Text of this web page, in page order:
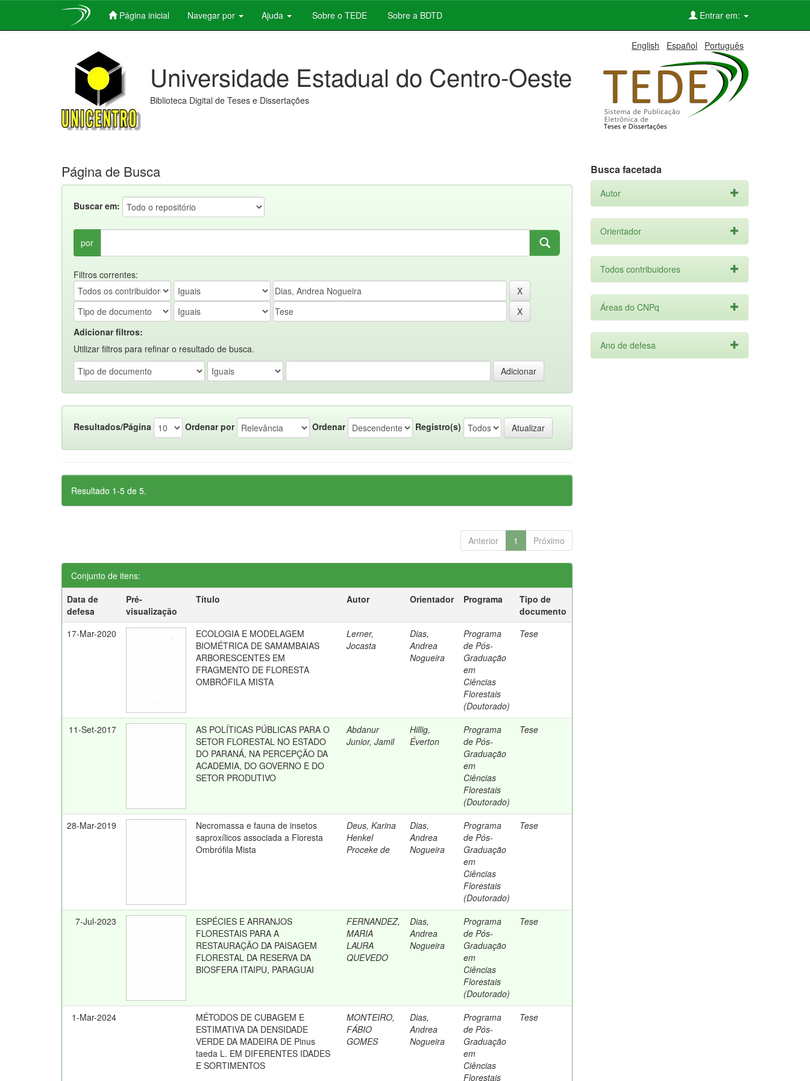
Página inicial Navegar por Ajuda Sobre o TEDE Sobre a BDTD Entrar em:
English Español Português
Universidade Estadual do Centro-Oeste
Biblioteca Digital de Teses e Dissertações
Página de Busca
Buscar em:
por
Filtros correntes:
Adicionar filtros:
Utilizar filtros para refinar o resultado de busca.
Resultados/Página Ordenar por Ordenar Registro(s)
Resultado 1-5 de 5.
Anterior 1 Próximo
Conjunto de itens:
Data de
defesa
Pré-
visualização
Título Autor Orientador Programa
Tipo de
documento
17-Mar-2020
ECOLOGIA E MODELAGEM
BIOMÉTRICA DE SAMAMBAIAS
ARBORESCENTES EM
FRAGMENTO DE FLORESTA
OMBRÓFILA MISTA
Lerner,
Jocasta
Dias,
Andrea
Nogueira
Programa
de Pós-
Graduação
em
Ciências
Florestais
(Doutorado)
Tese
11-Set-2017
AS POLÍTICAS PÚBLICAS PARA O
SETOR FLORESTAL NO ESTADO
DO PARANÁ, NA PERCEPÇÃO DA
ACADEMIA, DO GOVERNO E DO
SETOR PRODUTIVO
Abdanur
Junior, Jamil
Hillig,
Éverton
Programa
de Pós-
Graduação
em
Ciências
Florestais
(Doutorado)
Tese
28-Mar-2019
Necromassa e fauna de insetos
saproxílicos associada a Floresta
Ombrófila Mista
Deus, Karina
Henkel
Proceke de
Dias,
Andrea
Nogueira
Programa
de Pós-
Graduação
em
Ciências
Florestais
(Doutorado)
Tese
7-Jul-2023
ESPÉCIES E ARRANJOS
FLORESTAIS PARA A
RESTAURAÇÃO DA PAISAGEM
FLORESTAL DA RESERVA DA
BIOSFERA ITAIPU, PARAGUAI
FERNANDEZ,
MARIA
LAURA
QUEVEDO
Dias,
Andrea
Nogueira
Programa
de Pós-
Graduação
em
Ciências
Florestais
(Doutorado)
Tese
1-Mar-2024
MÉTODOS DE CUBAGEM E
ESTIMATIVA DA DENSIDADE
VERDE DA MADEIRA DE Pinus
taeda L. EM DIFERENTES IDADES
E SORTIMENTOS
MONTEIRO,
FÁBIO
GOMES
Dias,
Andrea
Nogueira
Programa
de Pós-
Graduação
em
Ciências
Florestais
Tese
Busca facetada
Autor
Orientador
Todos contribuidores
Áreas do CNPq
Ano de defesa